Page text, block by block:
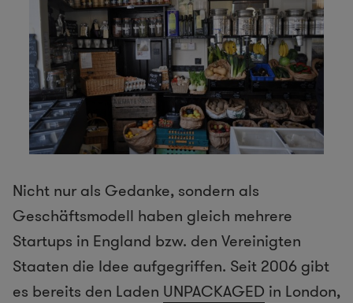
Nicht nur als Gedanke, sondern als
Geschäftsmodell haben gleich mehrere
Startups in England bzw. den Vereinigten
Staaten die Idee aufgegriffen. Seit 2006 gibt
es bereits den Laden UNPACKAGED in London,